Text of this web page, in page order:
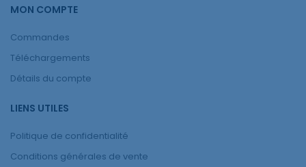
MON COMPTE
Commandes
Téléchargements
Détails du compte
LIENS UTILES
Politique de confidentialité
Conditions générales de vente